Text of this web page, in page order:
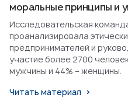
моральные принципы и
Исследовательская
проанализировала
предпринимателей и
участие более 2700
мужчины и 44% – женщины.
Читать материал